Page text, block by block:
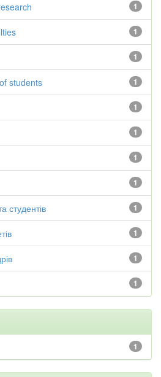
1
1
1
1
students
1
1
1
1
1
студентів
1
1
1
1